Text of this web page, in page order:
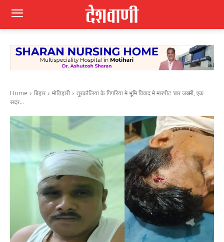
Home बिहार मोतिहारी
तुरकौलिया के पिपरिया मे भूमि विवाद मे मारपीट चार जख्मी, एक
सदर...